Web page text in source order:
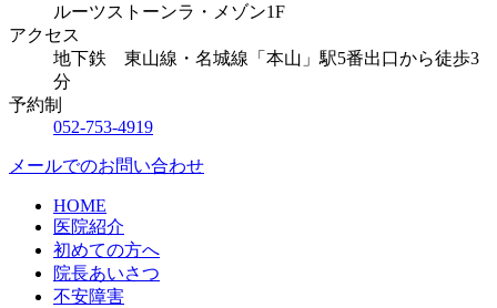
ルーツストーンラ・メゾン1F
アクセス
地下鉄 東山線・名城線「本山」駅5番出口から徒歩3
分
予約制
052-753-4919
メールでのお問い合わせ
HOME
医院紹介
初めての方へ
院長あいさつ
不安障害